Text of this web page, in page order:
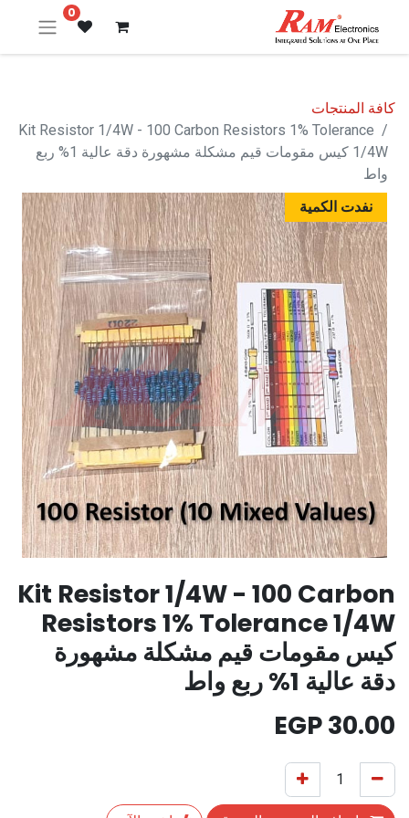
0
كافة المنتجات
Kit Resistor 1/4W - 100 Carbon Resistors 1% Tolerance
1/4W كيس مقومات قيم مشكلة مشهورة دقة عالية 1% ربع
واط
نفدت الكمية
Kit Resistor 1/4W - 100 Carbon
Resistors 1% Tolerance 1/4W
كيس مقومات قيم مشكلة مشهورة
دقة عالية 1% ربع واط
30.00